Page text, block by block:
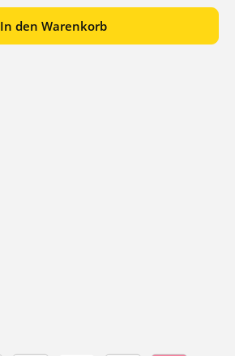
In den Warenkorb